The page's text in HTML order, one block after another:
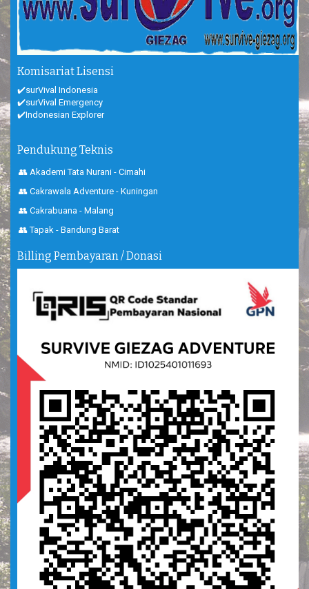
Komisariat Lisensi
✔️surVival Indonesia
✔️surVival Emergency
✔️Indonesian Explorer
Pendukung Teknis
👥 Akademi Tata Nurani - Cimahi
👥 Cakrawala Adventure - Kuningan
👥 Cakrabuana - Malang
👥 Tapak - Bandung Barat
Billing Pembayaran / Donasi